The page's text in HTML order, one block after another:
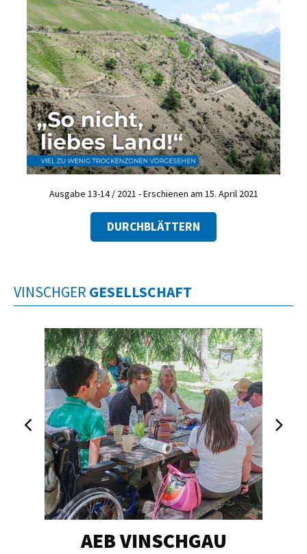
Ausgabe 13-14 / 2021 - Erschienen am 15. April 2021
DURCHBLÄTTERN
VINSCHGER GESELLSCHAFT
AEB VINSCHGAU